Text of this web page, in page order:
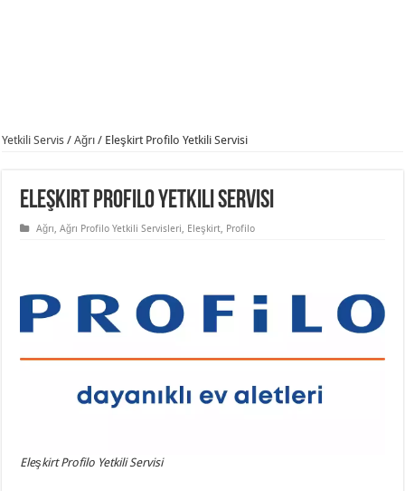
Yetkili Servis / Ağrı / Eleşkirt Profilo Yetkili Servisi
Eleşkirt Profilo Yetkili Servisi
Ağrı,Ağrı Profilo Yetkili Servisleri, Eleşkirt, Profilo
Eleşkirt Profilo Yetkili Servisi